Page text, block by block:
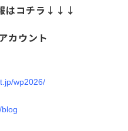
報はコチラ↓↓↓
カウント
wp2026/